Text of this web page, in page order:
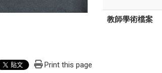
教師學術檔案
Print this page